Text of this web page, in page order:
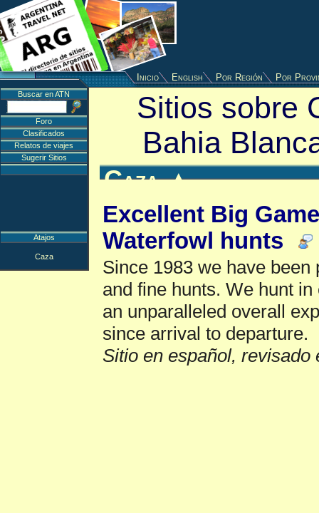
Inicio English Por Región Por
Sitios sobre
Bahia
Caza▲
Excellent Big
Waterfowl hunts
Since 1983 we have
and fine hunts. We hunt
an unparalleled overall
since arrival to departure.
Sitio en español, revisado
Buscar en ATN
Foro
Clasificados
Relatos de viajes
Sugerir Sitios
Atajos
Caza